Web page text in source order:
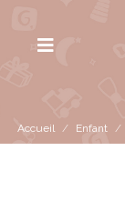
Accueil / Enfant /